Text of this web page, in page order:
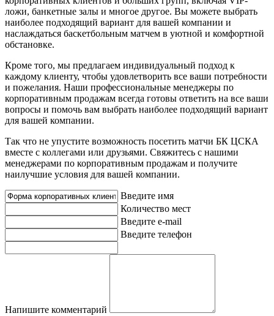
ложи, банкетные залы и многое другое. Вы можете выбрать
наиболее подходящий вариант для вашей компании и
наслаждаться баскетбольным матчем в уютной и комфортной
обстановке.
Кроме того, мы предлагаем индивидуальный подход к
каждому клиенту, чтобы удовлетворить все ваши потребности
и пожелания. Наши профессиональные менеджеры по
корпоративным продажам всегда готовы ответить на все ваши
вопросы и помочь вам выбрать наиболее подходящий вариант
для вашей компании.
Так что не упустите возможность посетить матчи БК ЦСКА
вместе с коллегами или друзьями. Свяжитесь с нашими
менеджерами по корпоративным продажам и получите
наилучшие условия для вашей компании.
Введите имя
Количество мест
Введите e-mail
Введите телефон
Напишите комментарий